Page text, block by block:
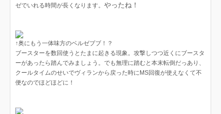
ゼでいれる時間が長くなります。 やったね！
↑奥にもう一体味方のベルゼブブ！？
ブースターを数回使うとたまに起きる現象。攻撃しつつ近くにブースタ
ーがあったら踏んでみましょう。でも無理に踏むと本末転倒だっあり、
クールタイムのせいでヴィランから戻った時にMS回復が使えなくて不
便なのでほどほどに！